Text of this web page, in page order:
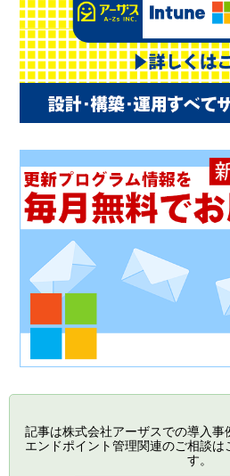
記事は株式会社アーザスでの導入事
エンドポイント管理関連のご相談は
す。